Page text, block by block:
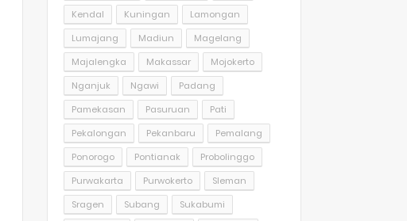
Kendal
Kuningan
Lamongan
Lumajang
Madiun
Magelang
Majalengka
Makassar
Mojokerto
Nganjuk
Ngawi
Padang
Pamekasan
Pasuruan
Pati
Pekalongan
Pekanbaru
Pemalang
Ponorogo
Pontianak
Probolinggo
Purwakarta
Purwokerto
Sleman
Sragen
Subang
Sukabumi